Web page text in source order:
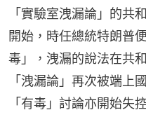
「實驗室洩漏論」的共
開始，時任總統特朗普
毒」，洩漏的說法在共
「洩漏論」再次被端上
「有毒」討論亦開始失